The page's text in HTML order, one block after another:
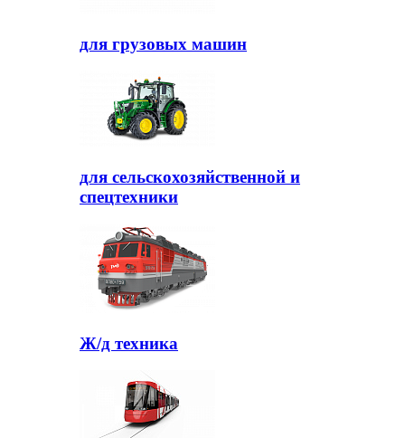
для грузовых машин
для сельскохозяйственной и
спецтехники
Ж/д техника